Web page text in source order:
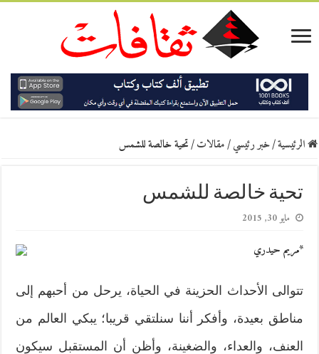
الرئيسية/خبر رئيسي/مقالات/تحية خالصة للشمس
تحية خالصة للشمس
مايو 30, 2015
*مريم حيدري
تتوالى الأحداث الحزينة في الحياة، يرحل من أحبهم إلى
مناطق بعيدة، وأفكر أننا سنلتقي قريبا؛ يبكي العالم من
العنف، والعداء، والضغينة، وأظن أن المستقبل سيكون